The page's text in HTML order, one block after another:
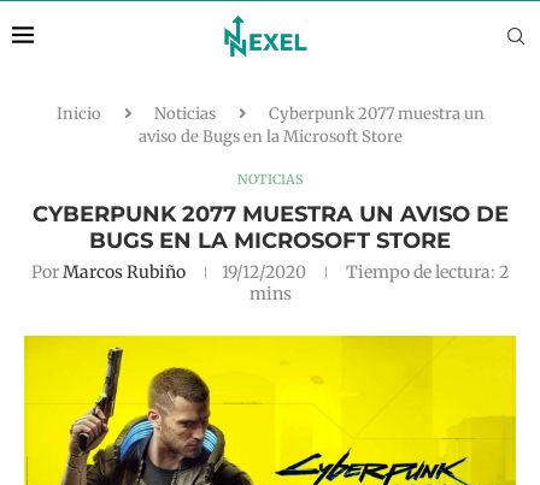
Inicio Noticias
Cyberpunk 2077 muestra un
aviso de Bugs en la Microsoft Store
NOTICIAS
CYBERPUNK 2077 MUESTRA UN AVISO DE
BUGS EN LA MICROSOFT STORE
PorMarcos Rubiño 19/12/2020